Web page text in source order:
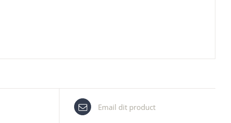
Email dit product